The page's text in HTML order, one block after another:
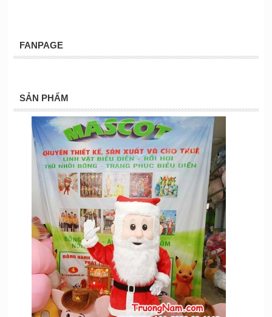
FANPAGE
SẢN PHẨM